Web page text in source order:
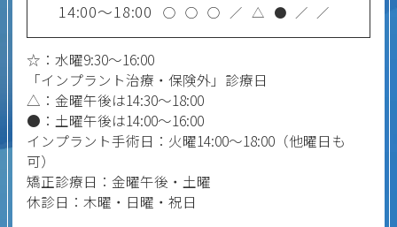
14:00～18:00 ○ ○ ○ ／ △ ● ／ ／
☆：水曜9:30～16:00
「インプラント治療・保険外」診療日
△：金曜午後は14:30～18:00
●：土曜午後は14:00～16:00
インプラント手術日：火曜14:00～18:00（他曜日も
可）
矯正診療日：金曜午後・土曜
休診日：木曜・日曜・祝日